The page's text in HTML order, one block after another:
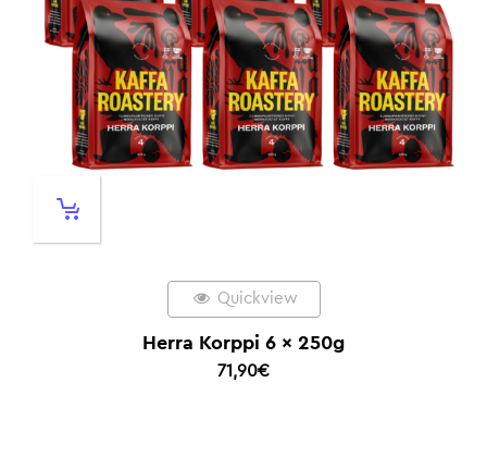
Quickview
Herra Korppi 6 x 250g
71,90€